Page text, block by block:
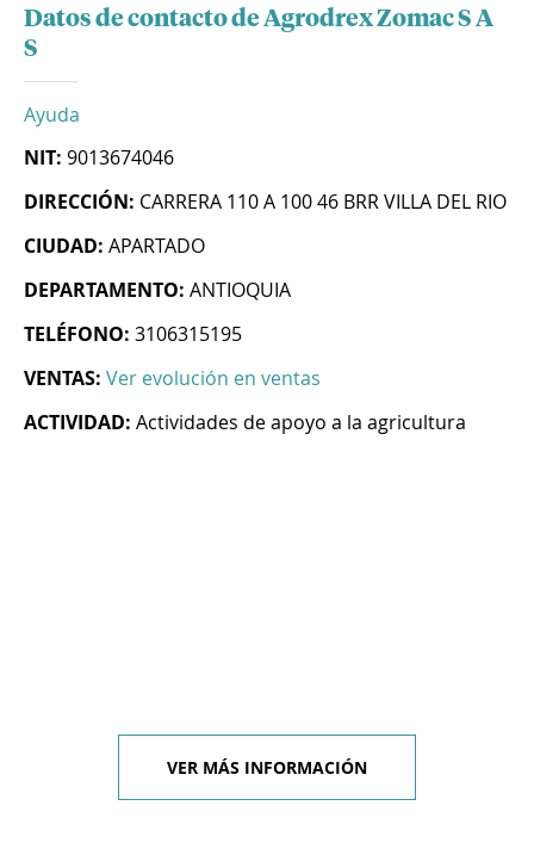
Datos de contacto de Agrodrex Zomac S A
S
Ayuda
NIT: 9013674046
DIRECCIÓN: CARRERA 110 A 100 46 BRR VILLA DEL RIO
CIUDAD: APARTADO
DEPARTAMENTO: ANTIOQUIA
TELÉFONO: 3106315195
VENTAS: Ver evolución en ventas
ACTIVIDAD: Actividades de apoyo a la agricultura
VER MÁS INFORMACIÓN